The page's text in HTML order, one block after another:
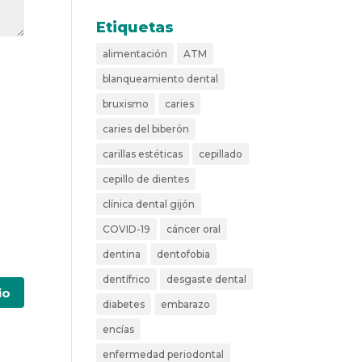
Etiquetas
alimentación ATM
blanqueamiento dental
bruxismo caries
caries del biberón
carillas estéticas cepillado
cepillo de dientes
clínica dental gijón
COVID-19 cáncer oral
dentina dentofobia
dentífrico desgaste dental
diabetes embarazo
encías
enfermedad periodontal